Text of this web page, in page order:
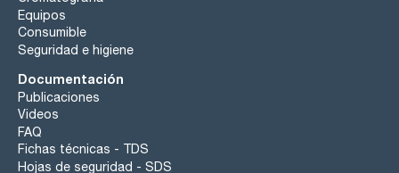
Equipos
Consumible
Seguridad e higiene
Documentación
Publicaciones
Videos
FAQ
Fichas técnicas - TDS
Hojas de seguridad - SDS